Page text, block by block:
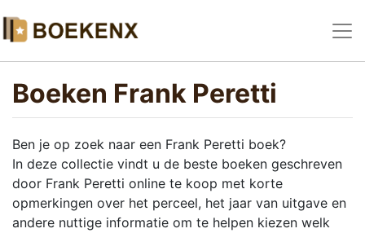
Boeken Frank Peretti
Ben je op zoek naar een Frank Peretti boek?
In deze collectie vindt u de beste boeken geschreven
door Frank Peretti online te koop met korte
opmerkingen over het perceel, het jaar van uitgave en
andere nuttige informatie om te helpen kiezen welk